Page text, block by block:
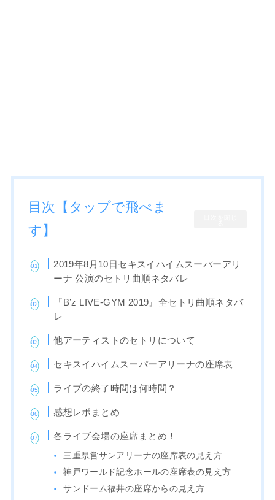
目次【タップで飛べま
す】
2019年8月10日セキスイハイムスーパーアリ
ーナ 公演のセトリ曲順ネタバレ
『B’z LIVE-GYM 2019』全セトリ曲順ネタバ
レ
他アーティストのセトリについて
セキスイハイムスーパーアリーナの座席表
ライブの終了時間は何時間？
感想レポまとめ
各ライブ会場の座席まとめ！
三重県営サンアリーナの座席表の見え方
神戸ワールド記念ホールの座席表の見え方
サンドーム福井の座席からの見え方